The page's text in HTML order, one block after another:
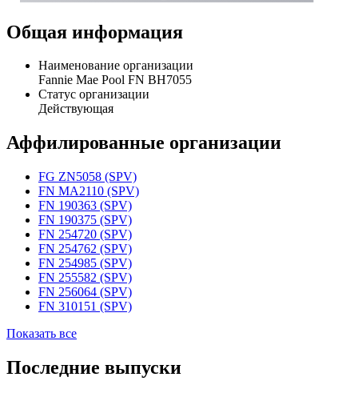
Общая информация
Наименование организации
Fannie Mae Pool FN BH7055
Статус организации
Действующая
Аффилированные организации
FG ZN5058 (SPV)
FN MA2110 (SPV)
FN 190363 (SPV)
FN 190375 (SPV)
FN 254720 (SPV)
FN 254762 (SPV)
FN 254985 (SPV)
FN 255582 (SPV)
FN 256064 (SPV)
FN 310151 (SPV)
Показать все
Последние выпуски